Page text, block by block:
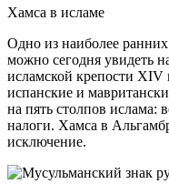
Хамса в исламе
Одно из наиболее
можно сегодня увидеть
исламской крепости
испанские и
на пять столпов ислама:
налоги. Хамса в
исключение.